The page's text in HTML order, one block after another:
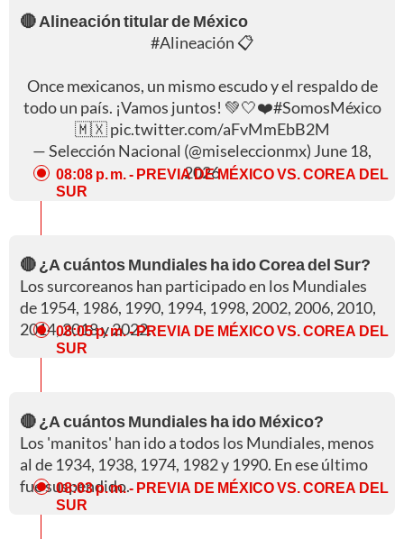
🔴 Alineación titular de México
#Alineación 📋
Once mexicanos, un mismo escudo y el respaldo de
todo un país. ¡Vamos juntos! 💚🤍❤️#SomosMéxico
🇲🇽pic.twitter.com/aFvMmEbB2M
— Selección Nacional (@miseleccionmx) June 18,
2026
08:08 p. m. - PREVIA DE MÉXICO VS. COREA DEL
SUR
🔴 ¿A cuántos Mundiales ha ido Corea del Sur?
Los surcoreanos han participado en los Mundiales
de 1954, 1986, 1990, 1994, 1998, 2002, 2006, 2010,
2014, 2018 y 2022.
08:05 p. m.- PREVIA DE MÉXICO VS. COREA DEL
SUR
🔴 ¿A cuántos Mundiales ha ido México?
Los 'manitos' han ido a todos los Mundiales, menos
al de 1934, 1938, 1974, 1982 y 1990. En ese último
fue suspendido.
08:03 p. m.- PREVIA DE MÉXICO VS. COREA DEL
SUR